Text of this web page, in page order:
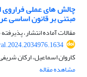
چالش های عملی فراروی
مبتنی بر قانون اساسی
مقالات آماده انتشار،
کاروان اسماعیل، ارکان
مشاهده مقاله